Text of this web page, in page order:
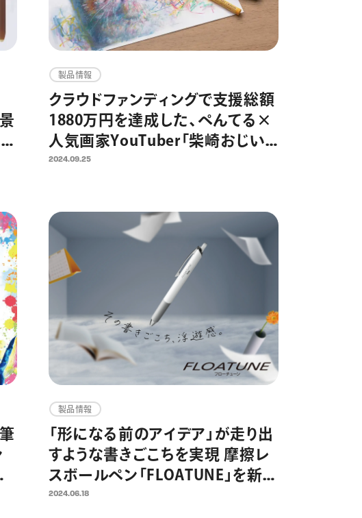
製品情報
クラウドファンディングで支援総額
1880万円を達成した、ぺんてる×
人気画家YouTuber「柴崎おじい
ちゃん」共同開発「ART
人のためのアートワークショップ
2024.09.25
製品情報
「形になる前のアイデア」が走り出
すような書きごこちを実現 摩擦レ
スボールペン「FLOATUNE」を新発
売 形になる前のアイデアとメモ
2024.06.18